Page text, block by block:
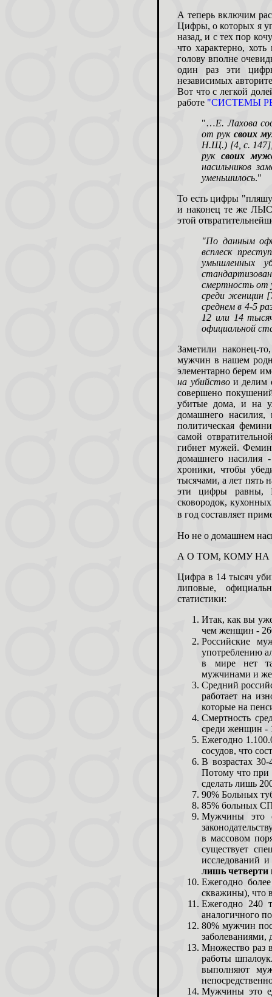
А теперь включим
Цифры, о которых я
назад, и с тех пор
что характерно,
голову вполне
один раз эти
независимых
Вот что с легкой
работе "СИСТЕМЫ
"…Е. Лахова
от рук своих
Н.Щ.) [4, с.
руксвоих
насильников
уменьшилось."
То есть цифры
и наконец те же
этой
"По данным
всплеск
умышленных
смертность от
среди женщин
среднем в 4-5
12 или 14
официальной
Заметили наконец-
мужчин в нашем
элементарно берем
на убийствои делим
совершено
убитые дома, и на
домашнего
политическая
самой
гибнет мужей.
домашнего насилия
хроники, чтобы
тысячами, а лет пять
эти цифры равны,
сковородок,
в год составляет
Но не о домашнем
А О ТОМ, КОМУ
Цифра в 14 тысяч
липовые,
статистики:
Итак, как вы
чем женщин -
Российские
употреблению
в мире нет
мужчинами и
Средний
работает на
которые на
Смертность
среди женщин -
Ежегодно
сосудов, что
В возрастах
Потому что при
сделать лишь
90% Больных
85% больных
Мужчины это
в массовом
существует
исследований
лишь четверти
Ежегодно
скважины), что
Ежегодно 240
аналогичного
80% мужчин
заболеваниями,
Множество раз
работы
выполняют
Мужчины это